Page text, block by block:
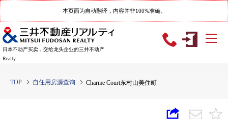
本页面为自动翻译，内容并非100%准确。
日本不动产买卖，交给龙头企业的三井不动产
Realty
TOP 自住用房源查询 Charme Court东村山美住町